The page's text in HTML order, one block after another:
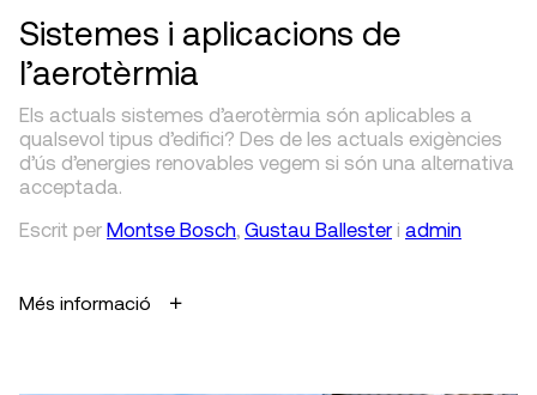
Sistemes i aplicacions de
l’aerotèrmia
Els actuals sistemes d’aerotèrmia són aplicables a
qualsevol tipus d’edifici? Des de les actuals exigències
d’ús d’energies renovables vegem si són una alternativa
acceptada.
Escrit per Montse Bosch, Gustau Ballester i admin
Més informació